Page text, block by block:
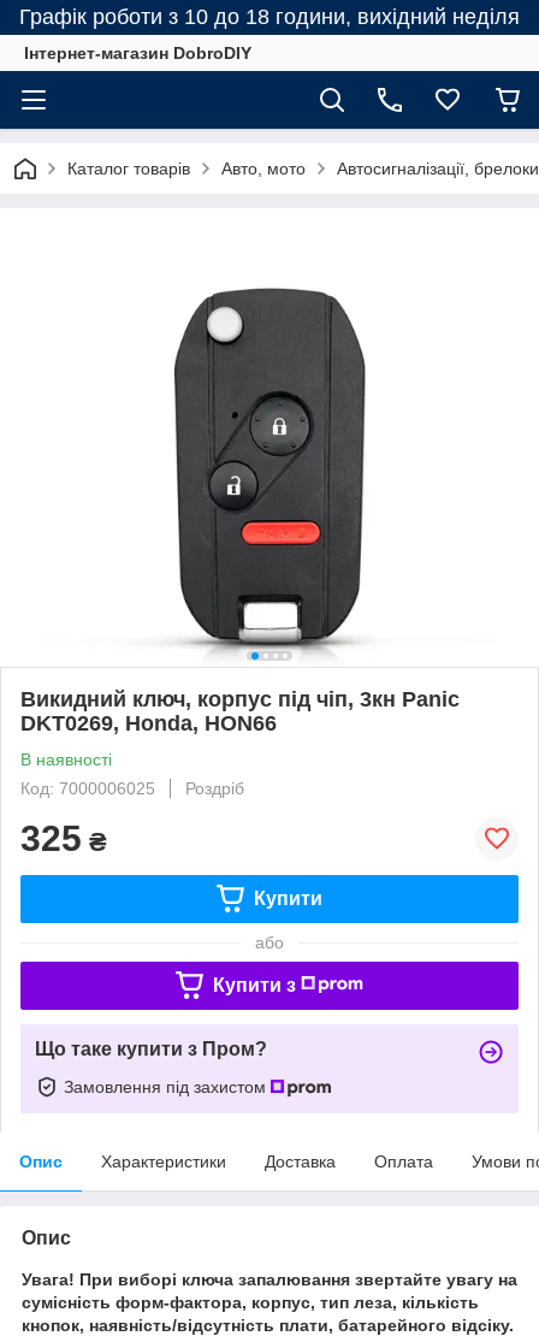
Графік роботи з 10 до 18 години, вихідний неділя
Інтернет-магазин DobroDIY
Каталог товарів Авто, мото Автосигналізації,
Викидний ключ, корпус під чіп, 3кн Panic
DKT0269, Honda, HON66
В наявності
Код: 7000006025
Роздріб
325 ₴
Купити
або
Купити з
Що таке купити з Пром?
Замовлення під захистом
Опис Характеристики Доставка Оплата Умови
Опис
Увага! При виборі ключа запалювання звертайте увагу на
сумісність форм-фактора, корпус, тип леза, кількість
кнопок, наявність/відсутність плати, батарейного відсіку.